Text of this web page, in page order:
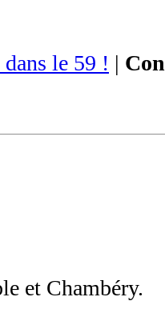
le 59 ! |
et Chambéry.